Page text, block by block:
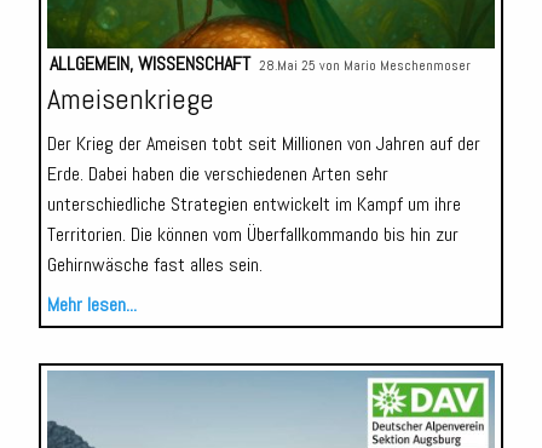
ALLGEMEIN,WISSENSCHAFT 28.Mai 25 von Mario Meschenmoser
Ameisenkriege
Der Krieg der Ameisen tobt seit Millionen von Jahren auf der
Erde. Dabei haben die verschiedenen Arten sehr
unterschiedliche Strategien entwickelt im Kampf um ihre
Territorien. Die können vom Überfallkommando bis hin zur
Gehirnwäsche fast alles sein.
Mehr lesen...